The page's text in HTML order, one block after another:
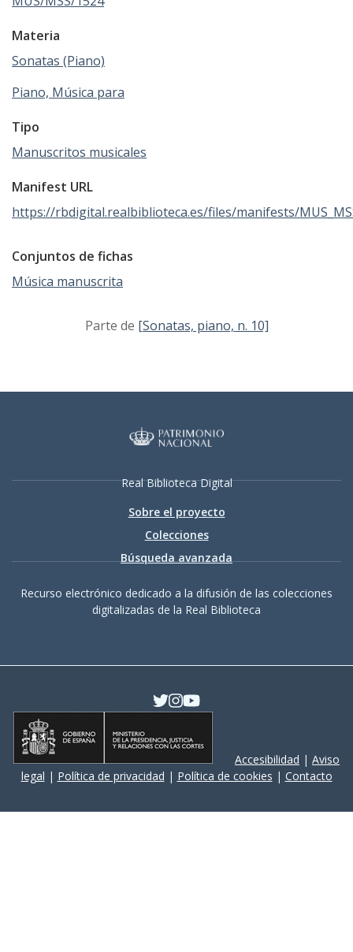
Materia
Sonatas (Piano)
Piano, Música para
Tipo
Manuscritos musicales
Manifest URL
https://rbdigital.realbiblioteca.es/files/manifests/
Conjuntos de fichas
Música manuscrita
Parte de [Sonatas, piano, n. 10]
Real Biblioteca Digital
Sobre el proyecto
Colecciones
Búsqueda avanzada
Recurso electrónico dedicado a la difusión de las colecciones
digitalizadas de la Real Biblioteca
Accesibilidad | Aviso
legal | Política de privacidad | Política de cookies | Contacto